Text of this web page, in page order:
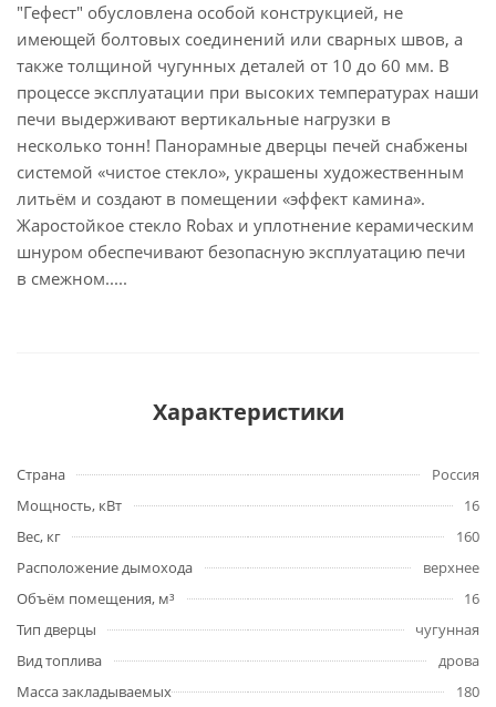
"Гефест" обусловлена особой конструкцией, не
имеющей болтовых соединений или сварных швов, а
также толщиной чугунных деталей от 10 до 60 мм. В
процессе эксплуатации при высоких температурах наши
печи выдерживают вертикальные нагрузки в
несколько тонн! Панорамные дверцы печей снабжены
системой «чистое стекло», украшены художественным
литьём и создают в помещении «эффект камина».
Жаростойкое стекло Robax и уплотнение керамическим
шнуром обеспечивают безопасную эксплуатацию печи
в смежном.....
Характеристики
Страна
Россия
Мощность, кВт
16
Вес, кг
160
Расположение дымохода
верхнее
Объём помещения, м³
16
Тип дверцы
чугунная
Вид топлива
дрова
Масса закладываемых
180